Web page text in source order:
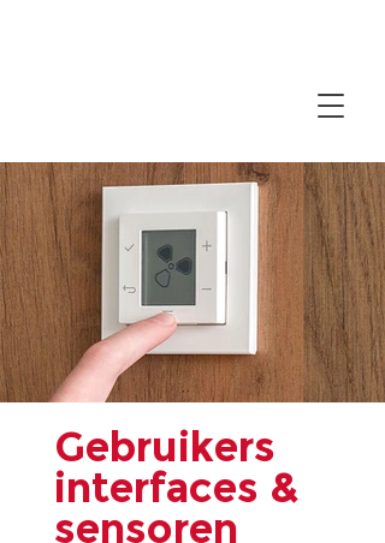
Gebruikers
interfaces &
sensoren